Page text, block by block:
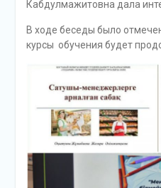
Кабдулмажитовна дала
В ходе беседы было
курсы обучения будет